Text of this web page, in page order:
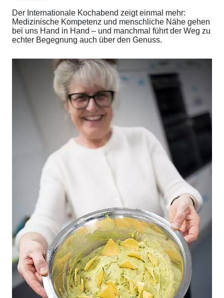
Der Internationale Kochabend zeigt einmal mehr:
Medizinische Kompetenz und menschliche Nähe gehen
bei uns Hand in Hand – und manchmal führt der Weg zu
echter Begegnung auch über den Genuss.